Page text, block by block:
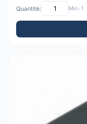
Quantité: Min: 1